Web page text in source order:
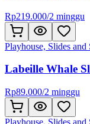
Rp219.000/2 minggu
Playhouse, Slides and
Labeille Whale
Rp89.000/2 minggu
Playhouse, Slides and